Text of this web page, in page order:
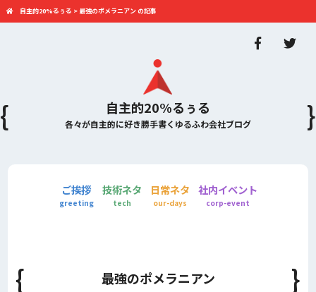
自主的20%るぅる
各々が自主的に好き勝手書くゆるふわ会社ブログ
自主的20%るぅる > 最強のポメラニアン の記事
ご挨拶
greeting
技術ネタ
tech
日常ネタ
our-days
社内イベント
corp-event
最強のポメラニアン